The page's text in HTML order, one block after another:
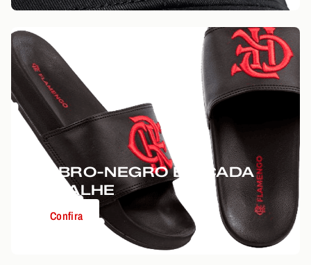
RUBRO-NEGRO EM CADA
DETALHE
Confira